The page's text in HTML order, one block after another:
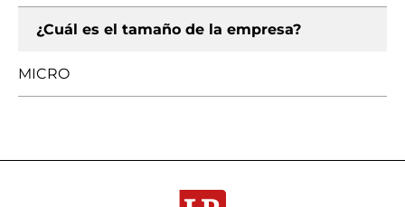
¿Cuál es el tamaño de la empresa?
MICRO